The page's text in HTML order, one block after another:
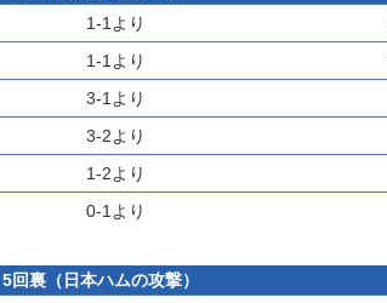
1-1より
1-1より
3-1より
3-2より
1-2より
0-1より
5回裏（日本ハムの攻撃）